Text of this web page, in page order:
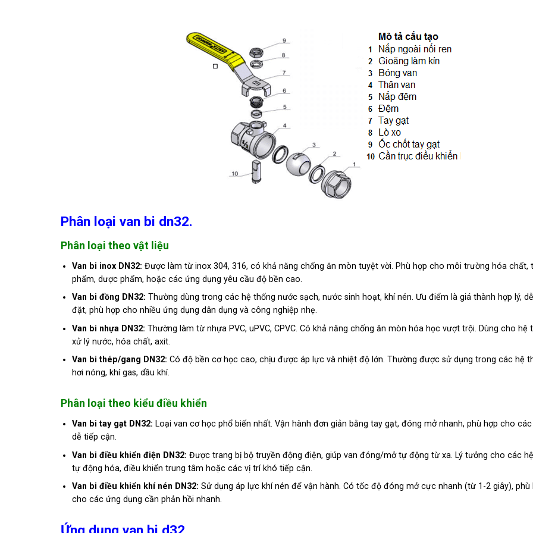
Phân loại van bi dn32.
Phân loại theo vật liệu
Van bi inox DN32: Được làm từ inox 304, 316, có khả năng chống ăn mòn tuyệt vời. Phù hợp cho môi trường hóa chất,
phẩm, dược phẩm, hoặc các ứng dụng yêu cầu độ bền cao.
Van bi đồng DN32: Thường dùng trong các hệ thống nước sạch, nước sinh hoạt, khí nén. Ưu điểm là giá thành hợp lý,
đặt, phù hợp cho nhiều ứng dụng dân dụng và công nghiệp nhẹ.
Van bi nhựa DN32: Thường làm từ nhựa PVC, uPVC, CPVC. Có khả năng chống ăn mòn hóa học vượt trội. Dùng cho hệ
xử lý nước, hóa chất, axit.
Van bi thép/gang DN32: Có độ bền cơ học cao, chịu được áp lực và nhiệt độ lớn. Thường được sử dụng trong các hệ
hơi nóng, khí gas, dầu khí.
Phân loại theo kiểu điều khiển
Van bi tay gạt DN32: Loại van cơ học phổ biến nhất. Vận hành đơn giản bằng tay gạt, đóng mở nhanh, phù hợp cho
dễ tiếp cận.
Van bi điều khiển điện DN32: Được trang bị bộ truyền động điện, giúp van đóng/mở tự động từ xa. Lý tưởng cho các
tự động hóa, điều khiển trung tâm hoặc các vị trí khó tiếp cận.
Van bi điều khiển khí nén DN32: Sử dụng áp lực khí nén để vận hành. Có tốc độ đóng mở cực nhanh (từ 1-2 giây), phù
cho các ứng dụng cần phản hồi nhanh.